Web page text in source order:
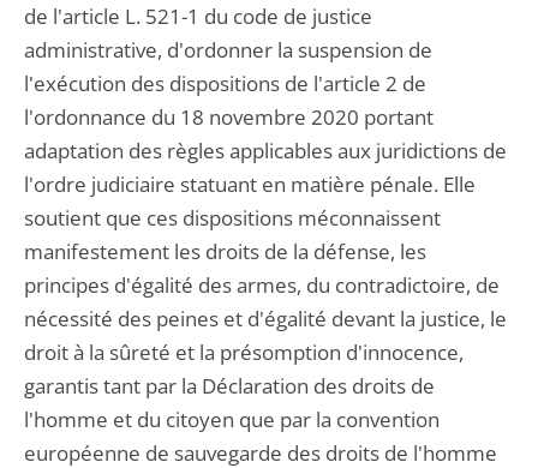
de l'article L. 521-1 du code de justice
administrative, d'ordonner la suspension de
l'exécution des dispositions de l'article 2 de
l'ordonnance du 18 novembre 2020 portant
adaptation des règles applicables aux juridictions de
l'ordre judiciaire statuant en matière pénale. Elle
soutient que ces dispositions méconnaissent
manifestement les droits de la défense, les
principes d'égalité des armes, du contradictoire, de
nécessité des peines et d'égalité devant la justice, le
droit à la sûreté et la présomption d'innocence,
garantis tant par la Déclaration des droits de
l'homme et du citoyen que par la convention
européenne de sauvegarde des droits de l'homme